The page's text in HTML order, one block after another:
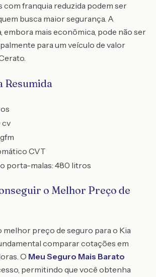
com franquia reduzida podem ser
busca maior segurança. A
embora mais econômica, pode não ser
para um veículo de valor
Resumida
cv
CVT
porta-malas: 480 litros
o Melhor Preço de
melhor preço de seguro para o Kia
comparar cotações em
O Meu Seguro Mais Barato
permitindo que você obtenha